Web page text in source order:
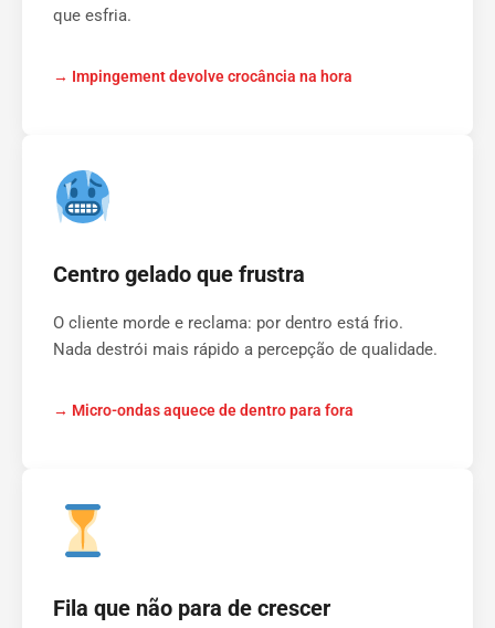
que esfria.
→ Impingement devolve crocância na hora
Centro gelado que frustra
O cliente morde e reclama: por dentro está frio.
Nada destrói mais rápido a percepção de qualidade.
→ Micro-ondas aquece de dentro para fora
Fila que não para de crescer